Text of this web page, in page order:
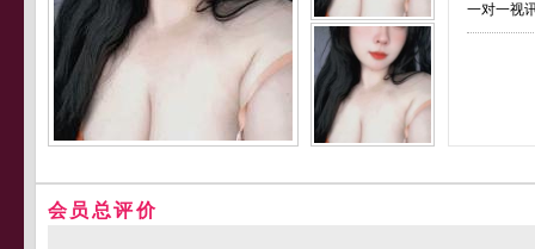
一对一视
会员总评价